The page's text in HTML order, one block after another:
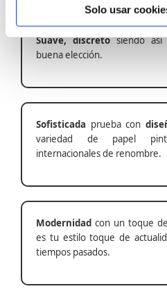
Solo usar
Suave, discretosiendo
buena elección.
Sofisticada prueba con
variedad de papel
internacionales de renombre.
Modernidad con un toque
es tu estilo toque de
tiempos pasados.